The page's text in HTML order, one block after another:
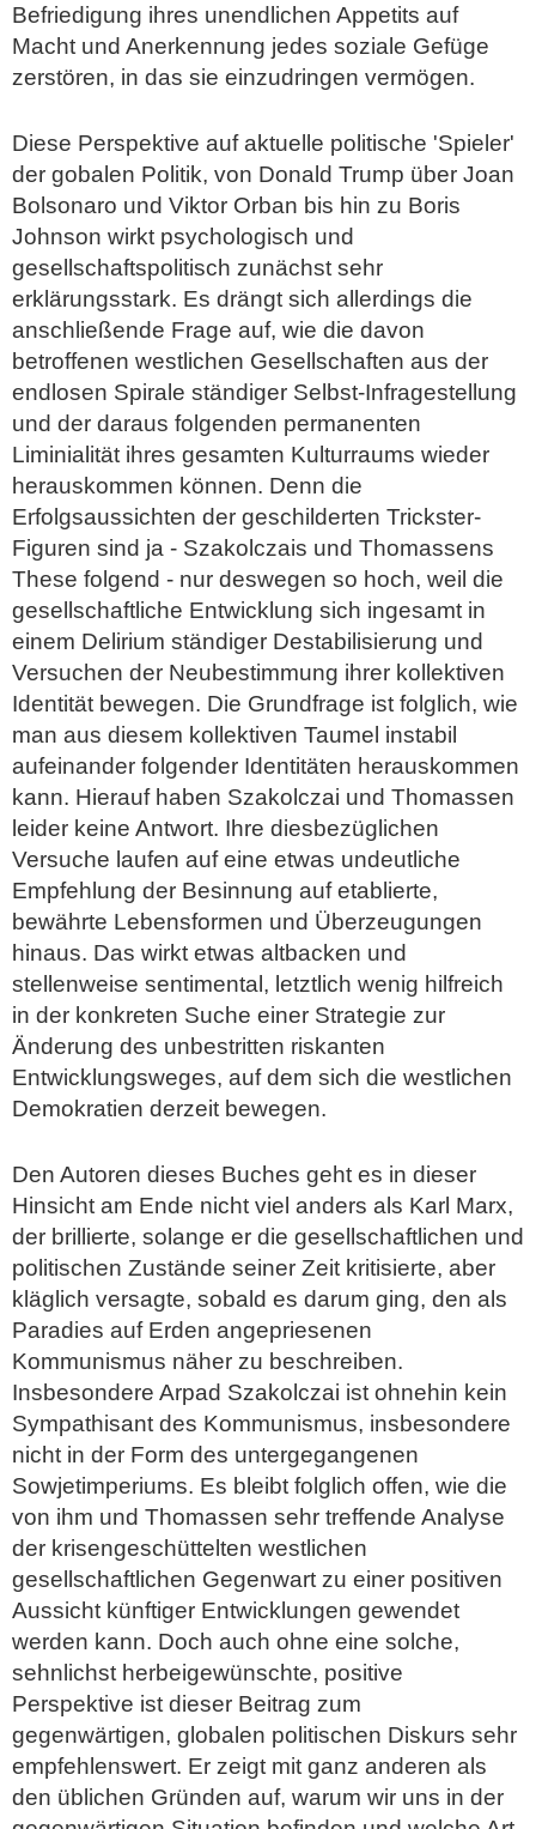
Befriedigung ihres unendlichen Appetits auf
Macht und Anerkennung jedes soziale Gefüge
zerstören, in das sie einzudringen vermögen.
Diese Perspektive auf aktuelle politische 'Spieler'
der gobalen Politik, von Donald Trump über Joan
Bolsonaro und Viktor Orban bis hin zu Boris
Johnson wirkt psychologisch und
gesellschaftspolitisch zunächst sehr
erklärungsstark. Es drängt sich allerdings die
anschließende Frage auf, wie die davon
betroffenen westlichen Gesellschaften aus der
endlosen Spirale ständiger Selbst-Infragestellung
und der daraus folgenden permanenten
Liminialität ihres gesamten Kulturraums wieder
herauskommen können. Denn die
Erfolgsaussichten der geschilderten Trickster-
Figuren sind ja - Szakolczais und Thomassens
These folgend - nur deswegen so hoch, weil die
gesellschaftliche Entwicklung sich ingesamt in
einem Delirium ständiger Destabilisierung und
Versuchen der Neubestimmung ihrer kollektiven
Identität bewegen. Die Grundfrage ist folglich, wie
man aus diesem kollektiven Taumel instabil
aufeinander folgender Identitäten herauskommen
kann. Hierauf haben Szakolczai und Thomassen
leider keine Antwort. Ihre diesbezüglichen
Versuche laufen auf eine etwas undeutliche
Empfehlung der Besinnung auf etablierte,
bewährte Lebensformen und Überzeugungen
hinaus. Das wirkt etwas altbacken und
stellenweise sentimental, letztlich wenig hilfreich
in der konkreten Suche einer Strategie zur
Änderung des unbestritten riskanten
Entwicklungsweges, auf dem sich die westlichen
Demokratien derzeit bewegen.
Den Autoren dieses Buches geht es in dieser
Hinsicht am Ende nicht viel anders als Karl Marx,
der brillierte, solange er die gesellschaftlichen und
politischen Zustände seiner Zeit kritisierte, aber
kläglich versagte, sobald es darum ging, den als
Paradies auf Erden angepriesenen
Kommunismus näher zu beschreiben.
Insbesondere Arpad Szakolczai ist ohnehin kein
Sympathisant des Kommunismus, insbesondere
nicht in der Form des untergegangenen
Sowjetimperiums. Es bleibt folglich offen, wie die
von ihm und Thomassen sehr treffende Analyse
der krisengeschüttelten westlichen
gesellschaftlichen Gegenwart zu einer positiven
Aussicht künftiger Entwicklungen gewendet
werden kann. Doch auch ohne eine solche,
sehnlichst herbeigewünschte, positive
Perspektive ist dieser Beitrag zum
gegenwärtigen, globalen politischen Diskurs sehr
empfehlenswert. Er zeigt mit ganz anderen als
den üblichen Gründen auf, warum wir uns in der